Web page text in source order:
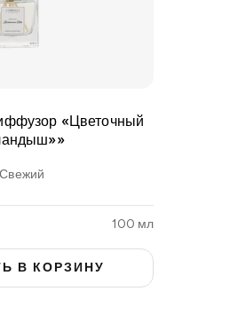
«Цветочный
100 мл
В КОРЗИНУ